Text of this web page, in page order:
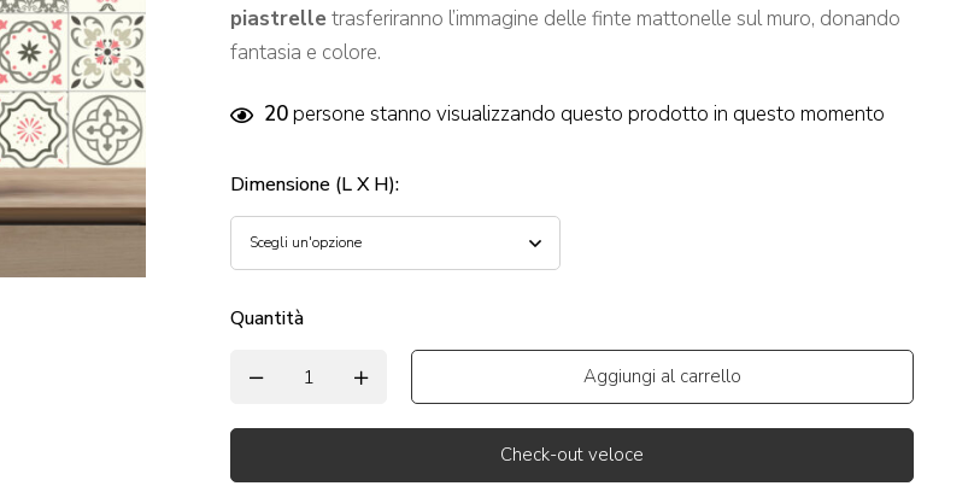
piastrelle trasferiranno l’immagine delle finte mattonelle sul muro, donando
fantasia e colore.
20persone stanno visualizzando questo prodotto in questo momento
Dimensione (L X H):
Quantità
Aggiungi al carrello
Check-out veloce